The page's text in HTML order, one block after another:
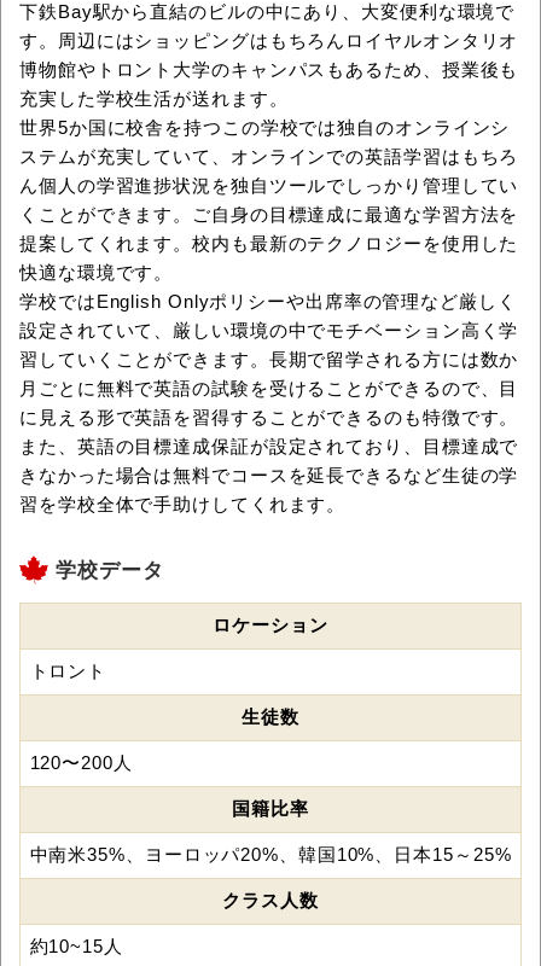
下鉄Bay駅から直結のビルの中にあり、大変便利な環境で
す。周辺にはショッピングはもちろんロイヤルオンタリオ
博物館やトロント大学のキャンパスもあるため、授業後も
充実した学校生活が送れます。
世界5か国に校舎を持つこの学校では独自のオンラインシ
ステムが充実していて、オンラインでの英語学習はもちろ
ん個人の学習進捗状況を独自ツールでしっかり管理してい
くことができます。ご自身の目標達成に最適な学習方法を
提案してくれます。校内も最新のテクノロジーを使用した
快適な環境です。
学校ではEnglish Onlyポリシーや出席率の管理など厳しく
設定されていて、厳しい環境の中でモチベーション高く学
習していくことができます。長期で留学される方には数か
月ごとに無料で英語の試験を受けることができるので、目
に見える形で英語を習得することができるのも特徴です。
また、英語の目標達成保証が設定されており、目標達成で
きなかった場合は無料でコースを延長できるなど生徒の学
習を学校全体で手助けしてくれます。
学校データ
ロケーション
トロント
生徒数
120〜200人
国籍比率
中南米35%、ヨーロッパ20%、韓国10%、日本15～25%
クラス人数
約10~15人